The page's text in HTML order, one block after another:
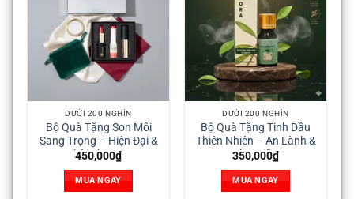
DƯỚI 200 NGHÌN
Bộ Quà Tặng Son Môi
Sang Trọng – Hiện Đại &
Thời Thượng
450,000₫
MUA NGAY
DƯỚI 200 NGHÌN
Bộ Quà Tặng Tinh Dầu
Thiên Nhiên – An Lành &
Thư Giãn
350,000₫
MUA NGAY